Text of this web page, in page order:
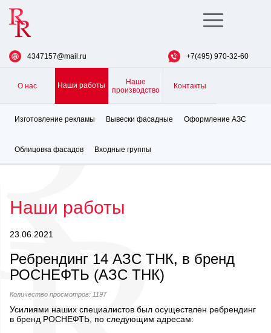
Toggle
navigation
4347157@mail.ru +7(495) 970-32-60
О нас Наши работы
Наше
производство
Контакты
Изготовление рекламы Вывески фасадные Оформление АЗС
Облицовка фасадов Входные группы
Наши работы
23.06.2021
Ребрендинг 14 АЗС ТНК, в бренд
РОСНЕФТЬ (АЗС ТНК)
Количество просмотров: 1197
Усилиями наших специалистов был осуществлен ребрендинг
в бренд РОСНЕФТЬ, по следующим адресам: